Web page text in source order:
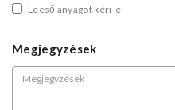
Leeső anyagot kéri-e
Megjegyzések